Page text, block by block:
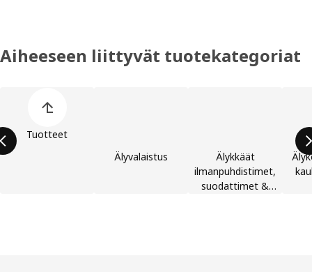
Aiheeseen liittyvät tuotekategoriat
Tuotteet
Älyvalaistus
Älykkäät
ilmanpuhdistimet,
suodattimet &